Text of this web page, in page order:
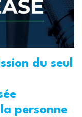
du seul
personne